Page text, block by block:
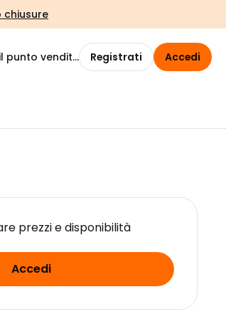
chiusure
punto vendita Registrati Accedi
prezzi e disponibilità
Accedi